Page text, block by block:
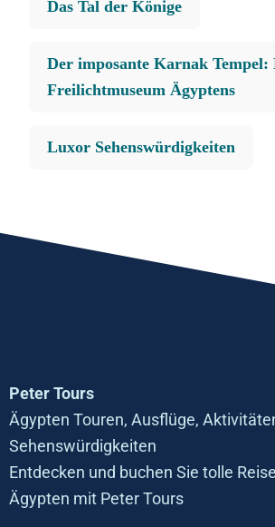
Das Tal der Könige
Der imposante Karnak Tempel:
Freilichtmuseum Ägyptens
Luxor Sehenswürdigkeiten
Peter Tours
Ägypten Touren, Ausflüge,
Sehenswürdigkeiten
Entdecken und buchen Sie tolle
Ägypten mit Peter Tours